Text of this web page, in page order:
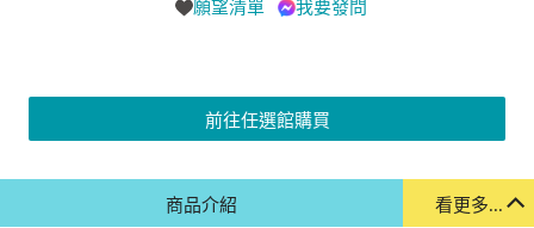
願望清單 我要發問
前往任選館購買
看更多...
商品介紹